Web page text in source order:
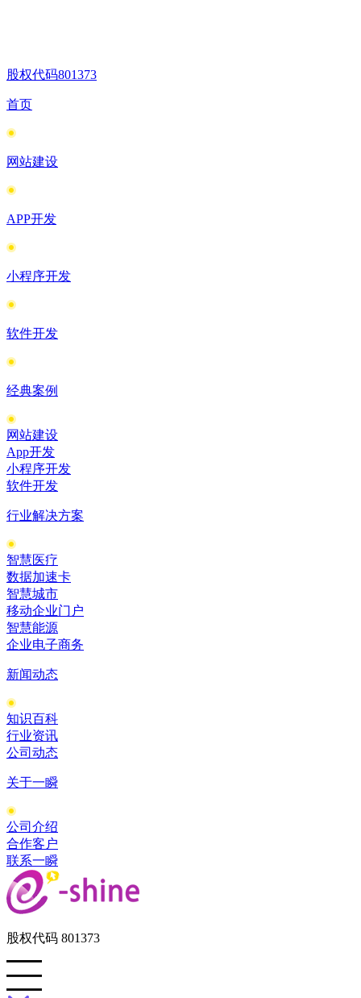
股权代码801373
首页
网站建设
APP开发
小程序开发
软件开发
经典案例
网站建设
App开发
小程序开发
软件开发
行业解决方案
智慧医疗
数据加速卡
智慧城市
移动企业门户
智慧能源
企业电子商务
新闻动态
知识百科
行业资讯
公司动态
关于一瞬
公司介绍
合作客户
联系一瞬
股权代码 801373